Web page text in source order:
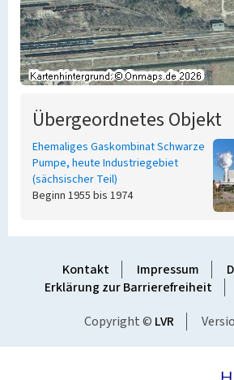
Übergeordnetes Objekt
Ehemaliges Gaskombinat Schwarze
Pumpe, heute Industriegebiet
(sächsischer Teil)
Beginn 1955 bis 1974
Kontakt Impressum
Erklärung zur Barrierefreiheit
Copyright © LVR